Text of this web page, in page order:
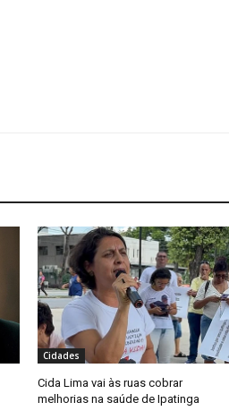
Cidades
Cida Lima vai às ruas cobrar
melhorias na saúde de Ipatinga